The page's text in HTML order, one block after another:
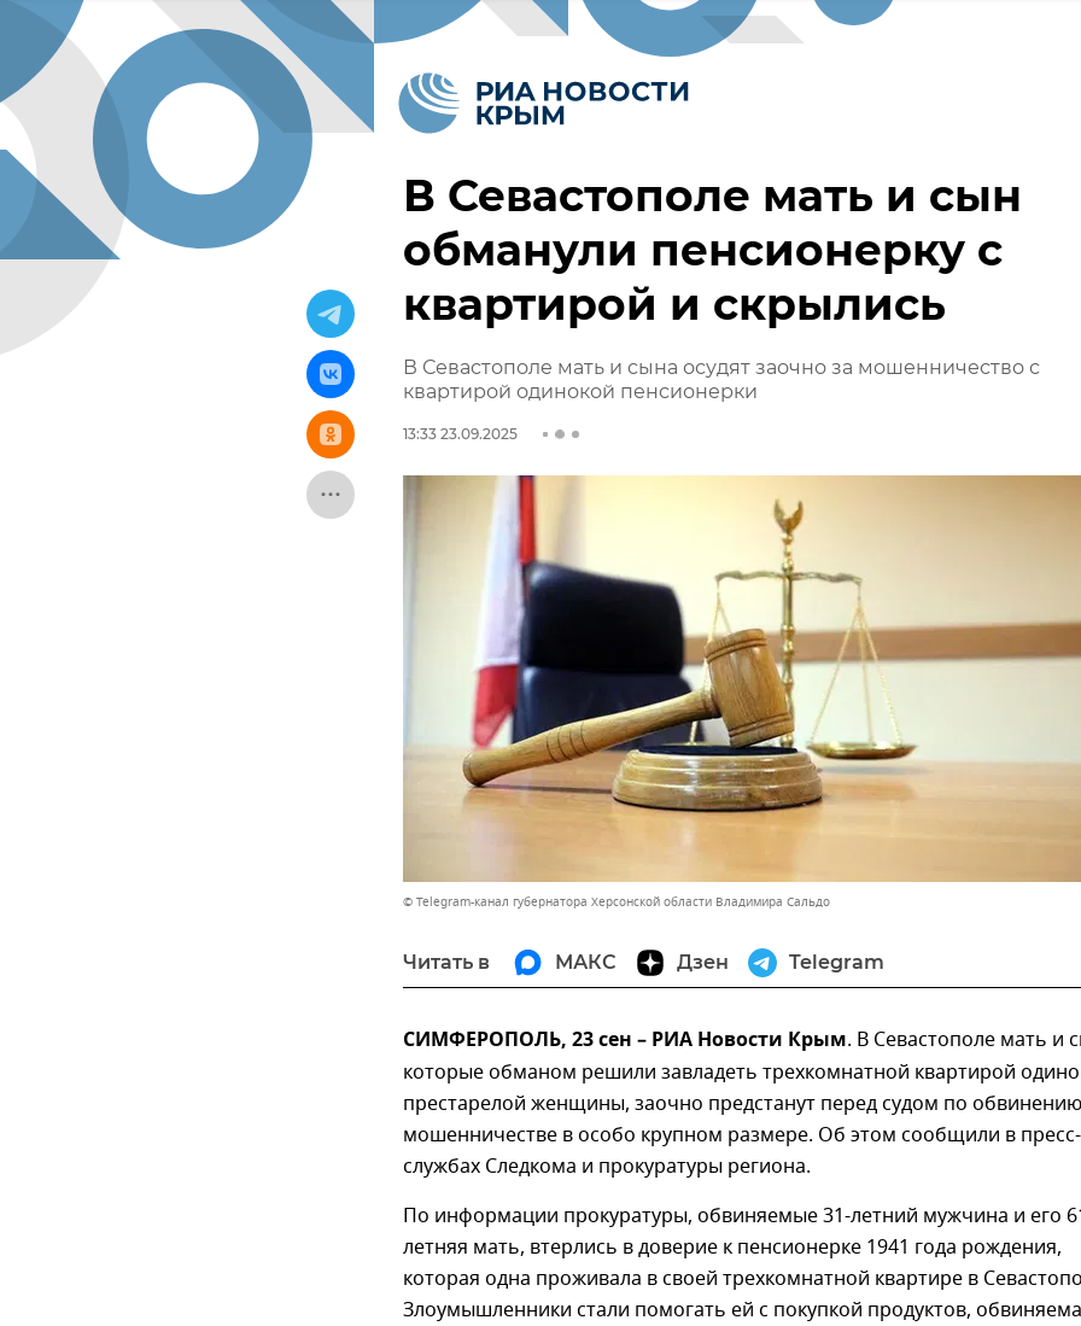
В Севастополе мать и сын
обманули пенсионерку с
квартирой и скрылись
В Севастополе мать и сына осудят заочно за мошенничество с
квартирой одинокой пенсионерки
13:33 23.09.2025
© Telegram-канал губернатора Херсонской области Владимира Сальдо
Читать в МАКС Дзен Telegram
СИМФЕРОПОЛЬ, 23 сен – РИА Новости Крым. В Севастополе мать и
которые обманом решили завладеть трехкомнатной квартирой
престарелой женщины, заочно предстанут перед судом по
мошенничестве в особо крупном размере. Об этом сообщили в пресс-
службах Следкома и прокуратуры региона.
По информации прокуратуры, обвиняемые 31-летний мужчина и его
летняя мать, втерлись в доверие к пенсионерке 1941 года рождения,
которая одна проживала в своей трехкомнатной квартире в
Злоумышленники стали помогать ей с покупкой продуктов,